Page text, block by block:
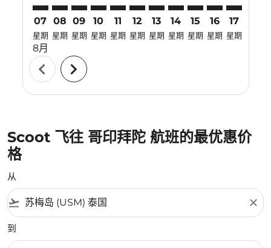
07
星期
8月
08
星期
09
星期
10
星期
11
星期
12
星期
13
星期
14
星期
15
星期
16
星期
17
星期
chevron_left chevron_right
Scoot 飞往 哥印拜陀 航班的最优惠价
格
从
flight_takeoff close
到